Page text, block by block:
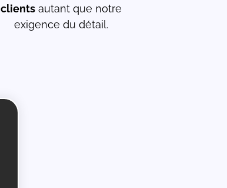
clients autant que notre
exigence du détail.